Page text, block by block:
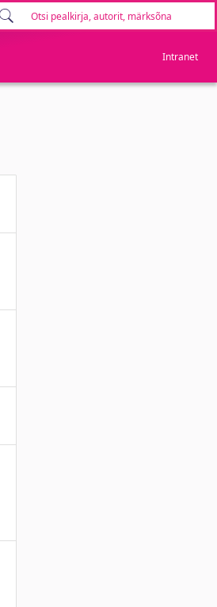
Intranet